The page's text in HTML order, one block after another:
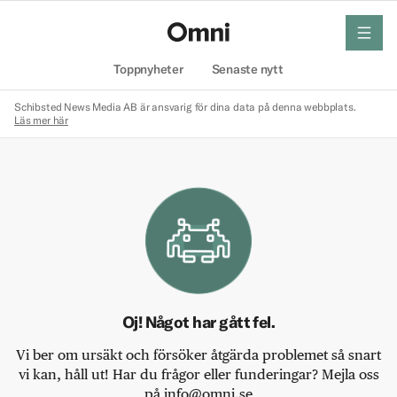
Toppnyheter Senaste nytt
meny
Schibsted News Media AB är ansvarig för dina data på denna webbplats.
Läs mer här
Oj! Något har gått fel.
Vi ber om ursäkt och försöker åtgärda problemet så snart
vi kan, håll ut! Har du frågor eller funderingar? Mejla oss